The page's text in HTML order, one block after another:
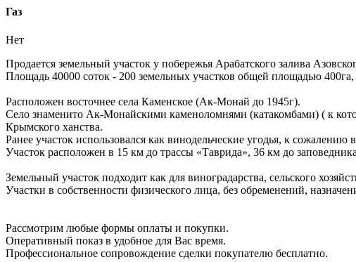
Газ
Нет
Продается земельный участок у побережья Арабатского залива
Площадь 40000 соток - 200 земельных участков общей площадью
Расположен восточнее села Каменское (Ак-Монай до 1945г).
Село знаменито Ак-Монайскими каменоломнями (катакомбами) ( к
Крымского ханства.
Ранее участок использовался как винодельческие угодья, к
Участок расположен в 15 км до трассы «Таврида», 36 км до
Земельный участок подходит как для виноградарства, сельского
Участки в собственности физического лица, без обременений,
Рассмотрим любые формы оплаты и покупки.
Оперативный показ в удобное для Вас время.
Профессиональное сопровождение сделки покупателю бесплатно.